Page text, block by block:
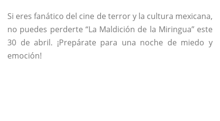
Si eres fanático del cine de terror y la cultura mexicana,
no puedes perderte “La Maldición de la Miringua” este
30 de abril. ¡Prepárate para una noche de miedo y
emoción!